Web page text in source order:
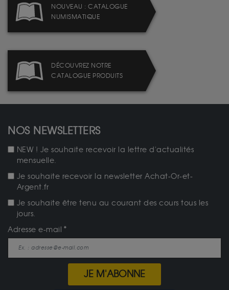
NOUVEAU : CATALOGUE
NUMISMATIQUE
DÉCOUVREZ NOTRE
CATALOGUE PRODUITS
NOS NEWSLETTERS
NEW ! Je souhaite recevoir la lettre d'actualités
mensuelle.
Je souhaite recevoir la newsletter Achat-Or-et-
Argent.fr
Je souhaite être tenu au courant des cours tous les
jours.
Adresse e-mail
JE M'ABONNE